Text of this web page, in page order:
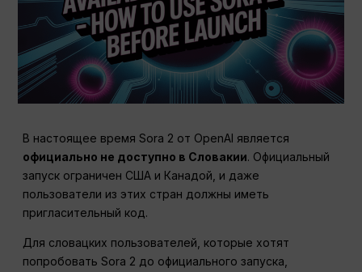
В настоящее время Sora 2 от OpenAI является
официально не доступно в Словакии. Официальный
запуск ограничен США и Канадой, и даже
пользователи из этих стран должны иметь
пригласительный код.
Для словацких пользователей, которые хотят
попробовать Sora 2 до официального запуска,